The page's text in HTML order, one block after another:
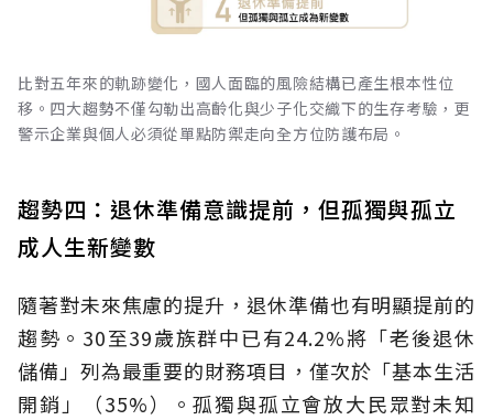
比對五年來的軌跡變化，國人面臨的風險結構已產生根本性位
移。四大趨勢不僅勾勒出高齡化與少子化交織下的生存考驗，更
警示企業與個人必須從單點防禦走向全方位防護布局。
趨勢四：退休準備意識提前，但孤獨與孤立
成人生新變數
隨著對未來焦慮的提升，退休準備也有明顯提前的
趨勢。30至39歲族群中已有24.2%將「老後退休
儲備」列為最重要的財務項目，僅次於「基本生活
開銷」（35%）。孤獨與孤立會放大民眾對未知